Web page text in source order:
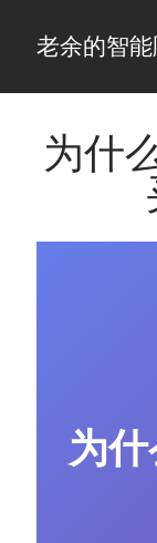
老余的智能
仓位大小背后的数
老余看市：长鑫4
普通人的5个常见
涨了怕踏空、跌了
源代码）
为什
为